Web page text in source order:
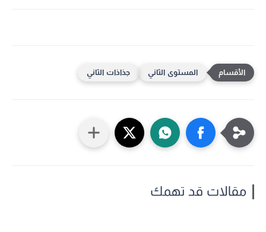
المستوى الثاني جذاذات الثاني
مقالات قد تهمك